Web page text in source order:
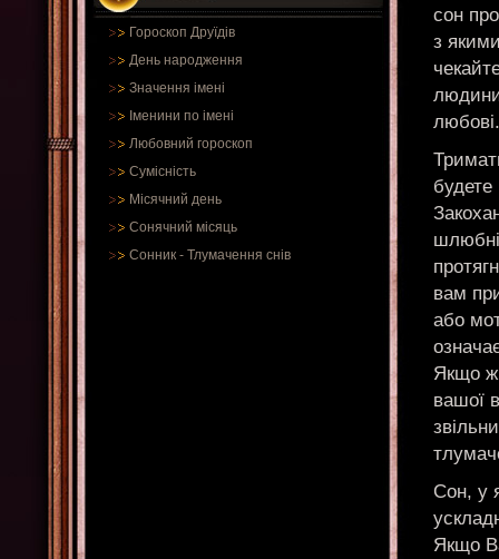
Гороскоп Друїдів
День народження
Значення імені
Іменини по імені
Любовний гороскоп
Сумісність
Місячний день
Сонячний місяць
Сонник - Тлумачення снів
сон
з
любові.
вам
або
Якщо ж
вашої
Сон, у
Якщо